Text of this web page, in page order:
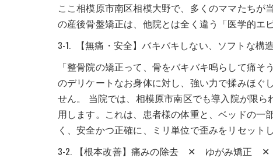
ここ相模原市南区相模大野で、多くのママたちが
の産後骨盤矯正は、他院とは全く違う「医学的エ
3-1. 【無痛・安全】バキバキしない、ソフトな構
「整骨院の矯正って、骨をバキバキ鳴らして痛
のデリケートなお身体に対し、強い力で揉みほぐ
せん。 当院では、相模原市南区でも導入院が限
用します。これは、患者様の体重と、ベッドの一
く、安全かつ正確に、ミリ単位で歪みをリセット
3-2. 【根本改善】痛みの除去 ✕ ゆがみ矯正 ✕